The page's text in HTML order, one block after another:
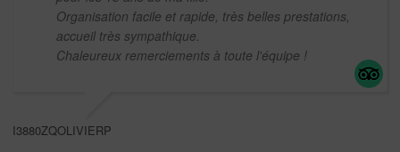
Organisation facile et rapide, très belles prestations,
accueil très sympathique.
Chaleureux remerciements à toute l'équipe !
I3880ZQOLIVIERP